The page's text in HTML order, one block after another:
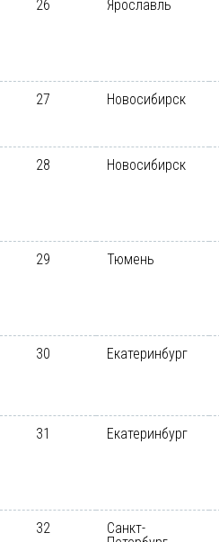
26 Ярославль
27 Новосибирск
28 Новосибирск
29 Тюмень
30 Екатеринбург
31 Екатеринбург
32
Санкт-